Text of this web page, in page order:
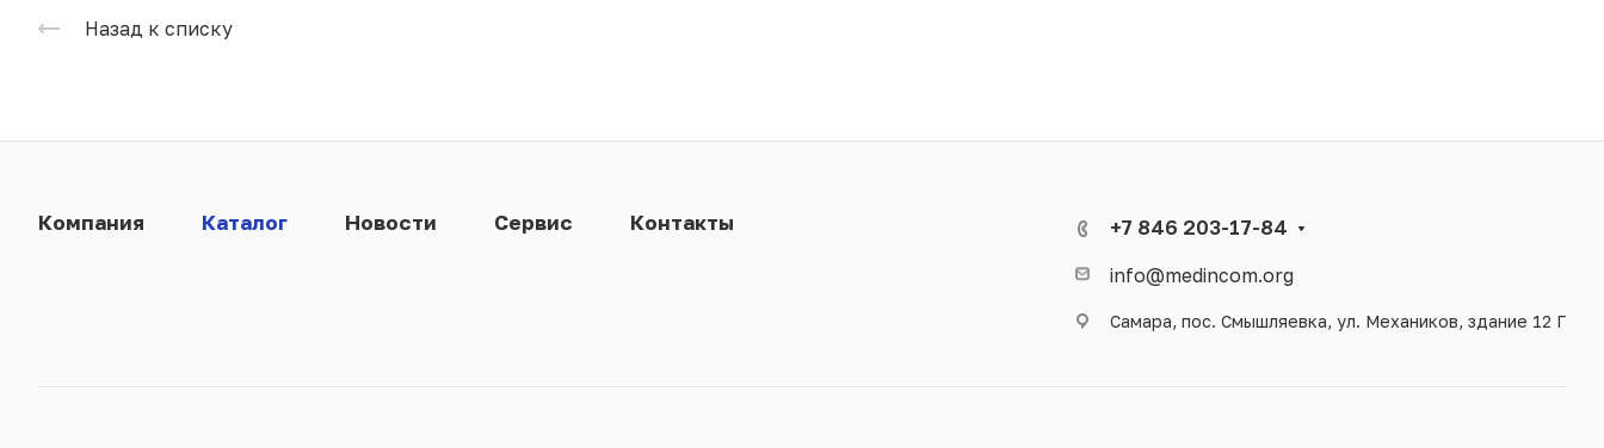
Назад к списку
Компания Каталог Новости Сервис Контакты +7 846 203-17-84
info@medincom.org
Самара, пос. Смышляевка, ул. Механиков, здание 12 Г